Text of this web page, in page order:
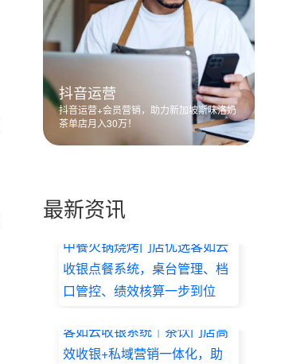
抖音运营
抖音运营+会员营销，助力新加坡斯味洛奶
茶单店月入30万！
最新资讯
中餐火锅烧烤门店优选客如云
收银点餐系统，桌台管理、档
口管控、绩效核算一步到位
客如云收银系统｜茶饮门店高
效收银+私域营销一体化，助